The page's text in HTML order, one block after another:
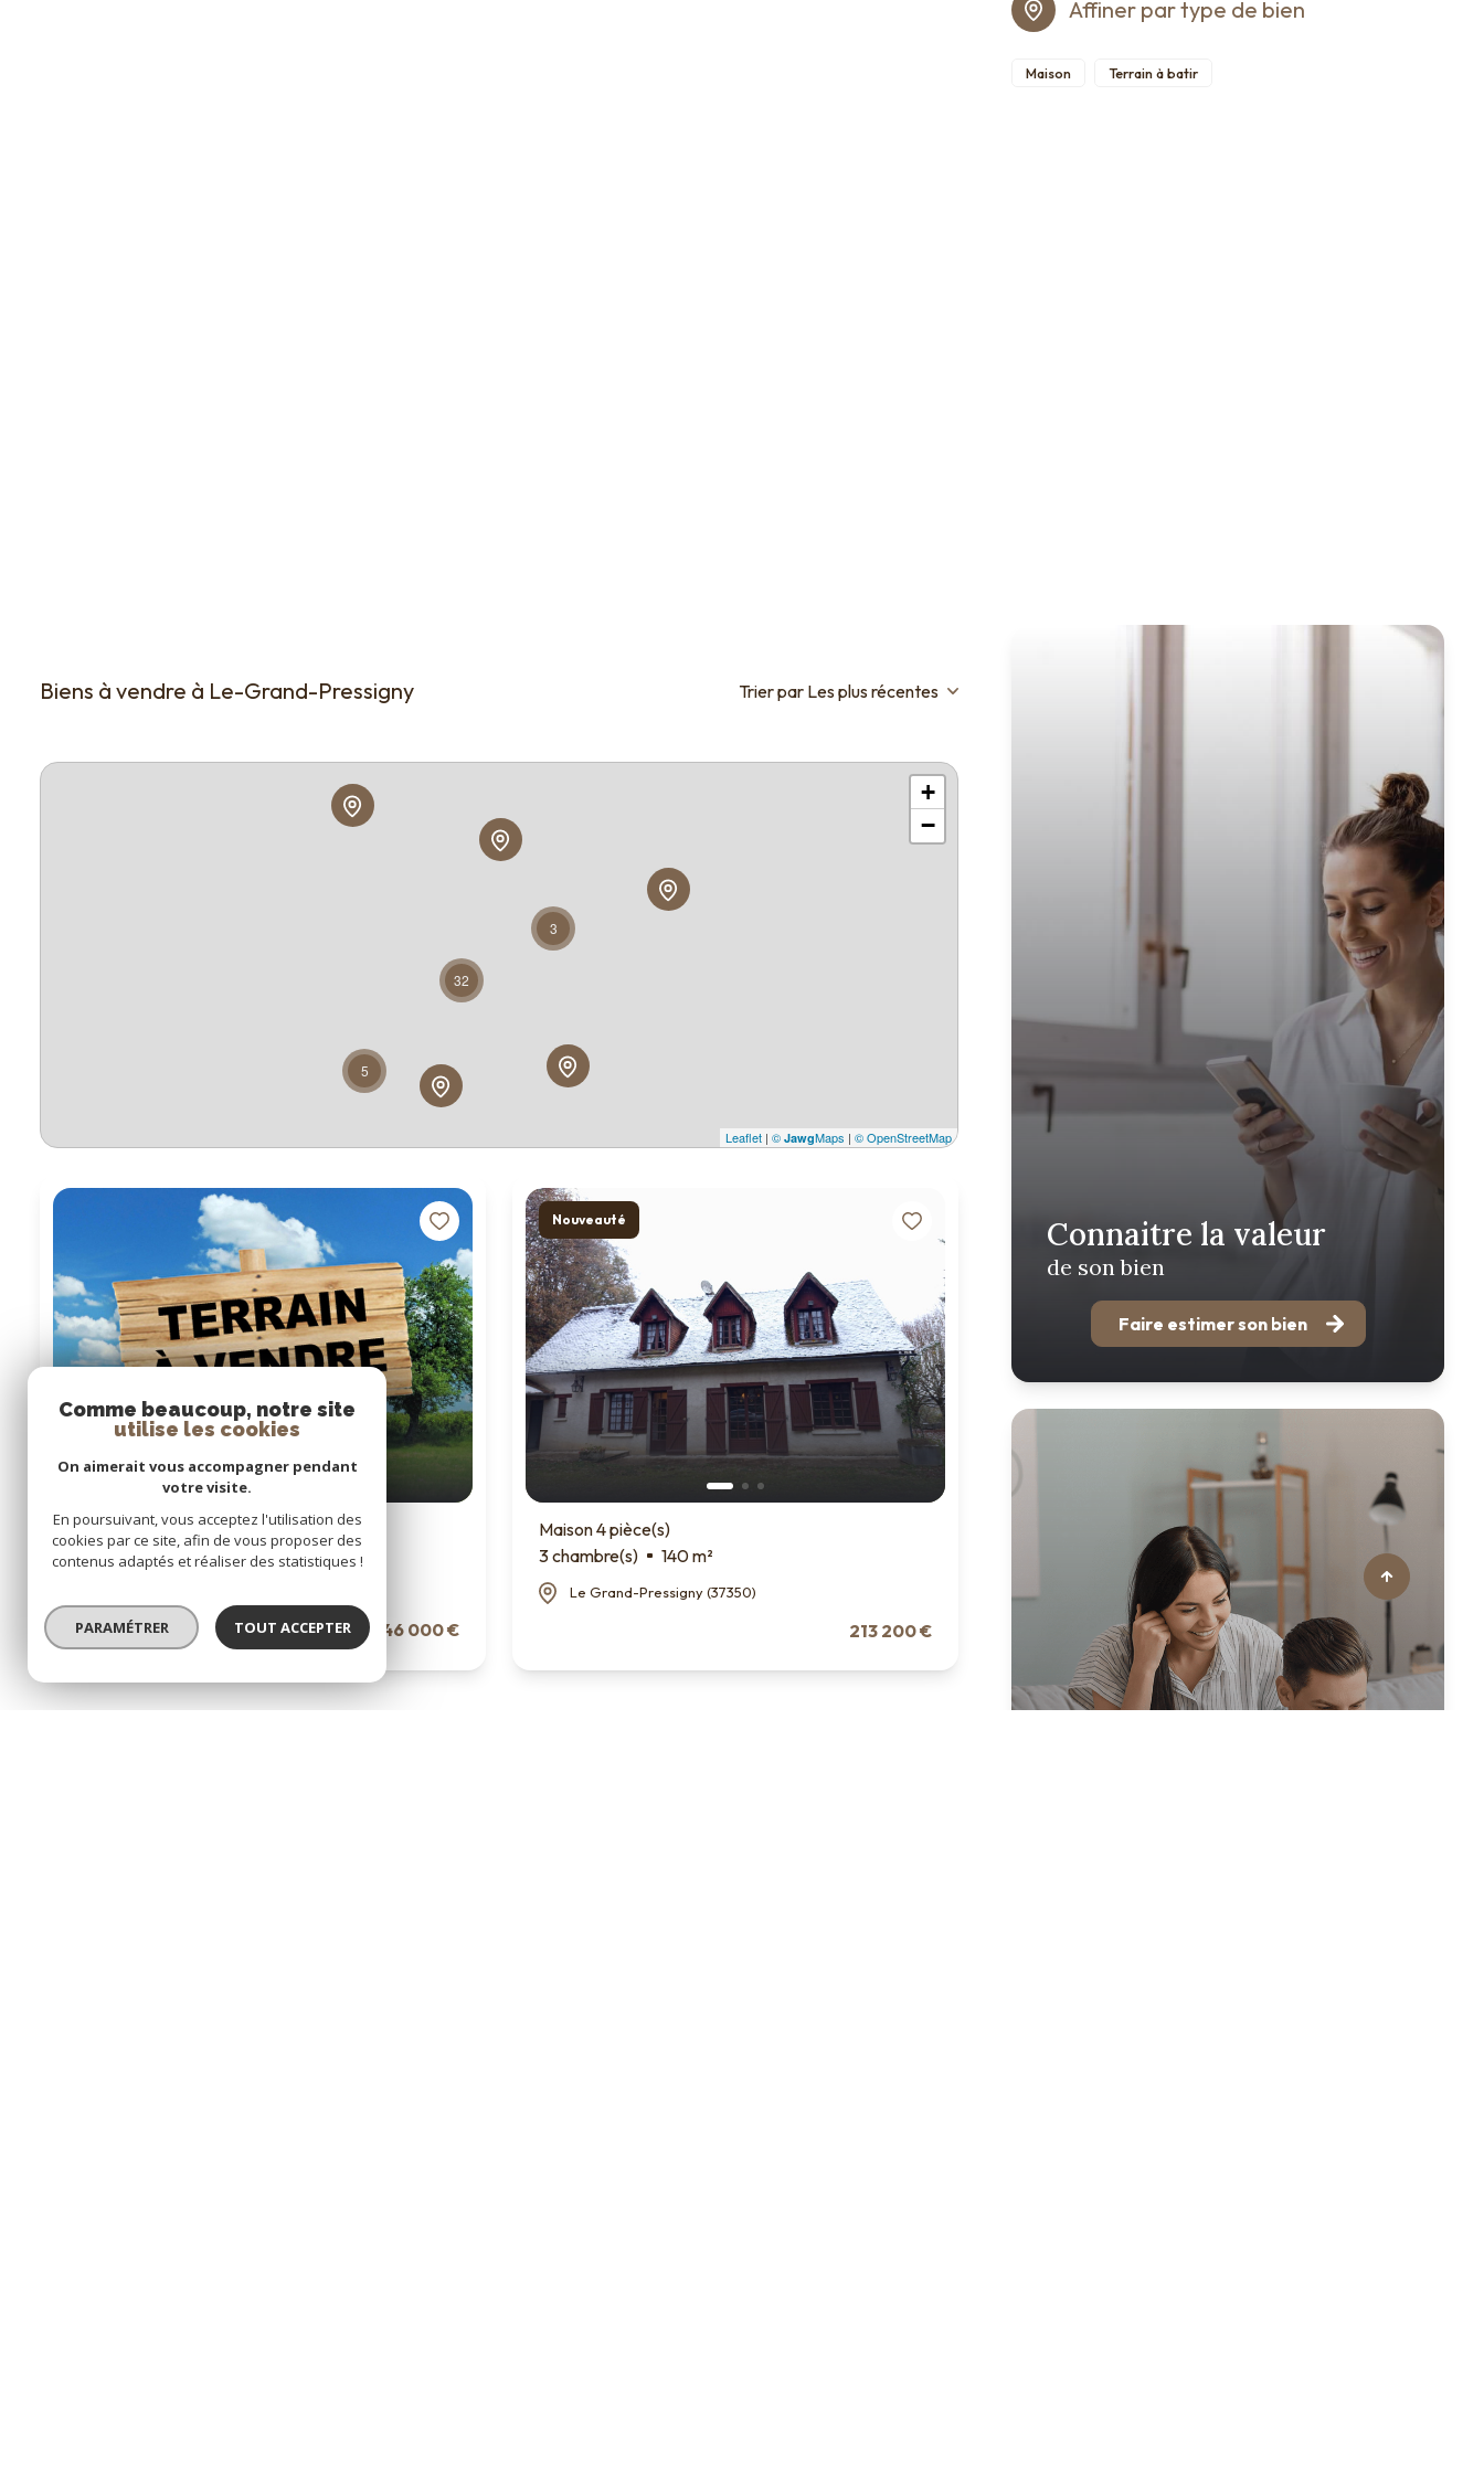
Biens à vendre à Le-Grand-Pressigny Trier par Les plus récentes
3
5
32
+
−
Leaflet | © JawgMaps | © OpenStreetMap
Terrain à batir 2975 m²
46 000 €
Nouveauté
Maison 4 pièce(s)
3 chambre(s)
140 m²
Le Grand-Pressigny (37350)
213 200 €
Affiner par type de bien
Maison Terrain à batir
Connaitre la valeur
de son bien
Faire estimer son bien
Comme beaucoup, notre site
utilise les cookies
On aimerait vous accompagner pendant
votre visite.
En poursuivant, vous acceptez l'utilisation des
cookies par ce site, afin de vous proposer des
contenus adaptés et réaliser des statistiques !
PARAMÉTRER TOUT ACCEPTER